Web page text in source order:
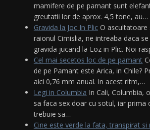
mamifere de pe pamant sunt
greutatii lor de aprox. 4,5 tone, au…
Gravida la Joc In Plic O ascultatoare
raionul Cimislia, ne intreaba daca
gravida jucand la Loz in Plic. Noi
Cel mai secetos loc de pe pamant
de pe Pamant este Arica, in Chile?
aici 0,76 mm anual. In acest ritm,…
Legi in Columbia In Cali, Columbia,
sa faca sex doar cu sotul, iar prima
trebuie sa…
Cine este verde la fata, transpirat si